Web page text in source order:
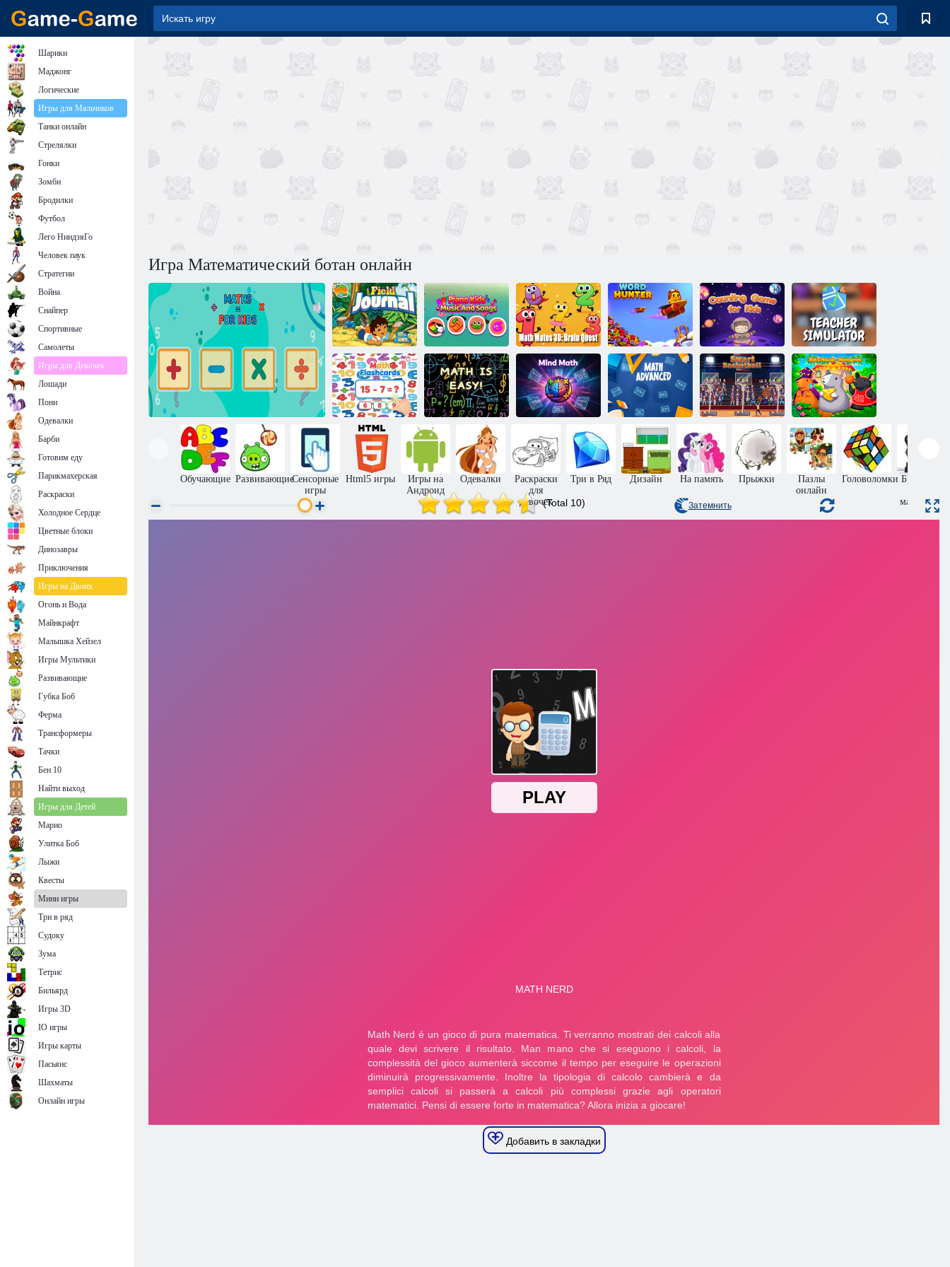
Игра Математический ботан онлайн
Вперёд, Диего,
вперёд!
Полевой
журнал
Музыка и
песни для детей
на фортепиано
Математические
друзья 3D:
Мозговой
квест
Охота за
буквами
Счёт для детей
Симулятор
учителя
Математические
карточки
Математика —
это легко!
Математика
Математика
продвинутого
уровня
Умный
баскетбол
Дом Крысы -
Нонограмма
Обучающие РазвивающиеСенсорные
игры
Html5 игры
Игры на
Андроид
Одевалки
Раскраски
для
девочек
Три в Ряд Дизайн На память Прыжки
Пазлы
онлайн
Головоломки Бродилки
мальчиков
(Total 10) Затемнить
Добавить в закладки
Шарики
Маджонг
Логические
Игры для Мальчиков
Танки онлайн
Стрелялки
Гонки
Зомби
Бродилки
Футбол
Лего НиндзяГо
Человек паук
Стратегии
Война
Снайпер
Спортивные
Самолеты
Игры для Девочек
Лошади
Пони
Одевалки
Барби
Готовим еду
Парикмахерская
Раскраски
Холодное Сердце
Цветные блоки
Динозавры
Приключения
Игры на Двоих
Огонь и Вода
Майнкрафт
Малышка Хейзел
Игры Мультики
Развивающие
Губка Боб
Ферма
Трансформеры
Тачки
Бен 10
Найти выход
Игры для Детей
Марио
Улитка Боб
Лыжи
Квесты
Мини игры
Три в ряд
Судоку
Зума
Тетрис
Бильярд
Игры 3D
IO игры
Игры карты
Пасьянс
Шахматы
Онлайн игры